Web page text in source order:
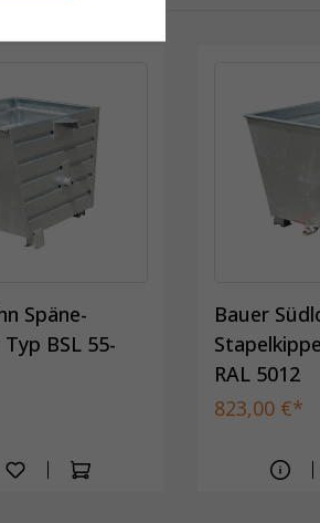
Späne-
BSL 55-
Bauer
RAL 5012
823,00 €*